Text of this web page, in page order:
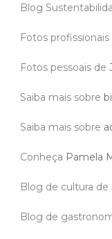
Blog
Fotos profissionais
Fotos pessoais de
Saiba mais sobre
Saiba mais sobre
Conheça Pamela
Blog de cultura de
Blog de